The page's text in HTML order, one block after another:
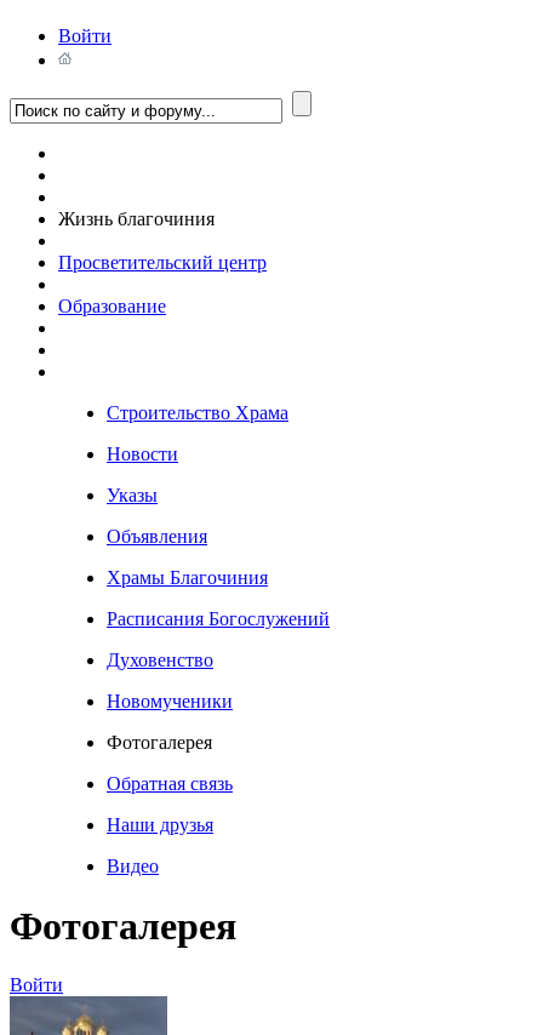
Войти
Жизнь благочиния
Просветительский центр
Образование
Строительство Храма
Новости
Указы
Объявления
Храмы Благочиния
Расписания Богослужений
Духовенство
Новомученики
Фотогалерея
Обратная связь
Наши друзья
Видео
Фотогалерея
Войти